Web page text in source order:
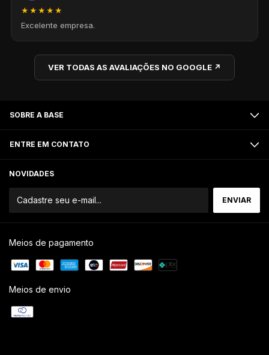
★★★★★
Excelente empresa.
VER TODAS AS AVALIAÇÕES NO GOOGLE ↗
SOBRE A BASE
ENTRE EM CONTATO
NOVIDADES
Meios de pagamento
Meios de envio